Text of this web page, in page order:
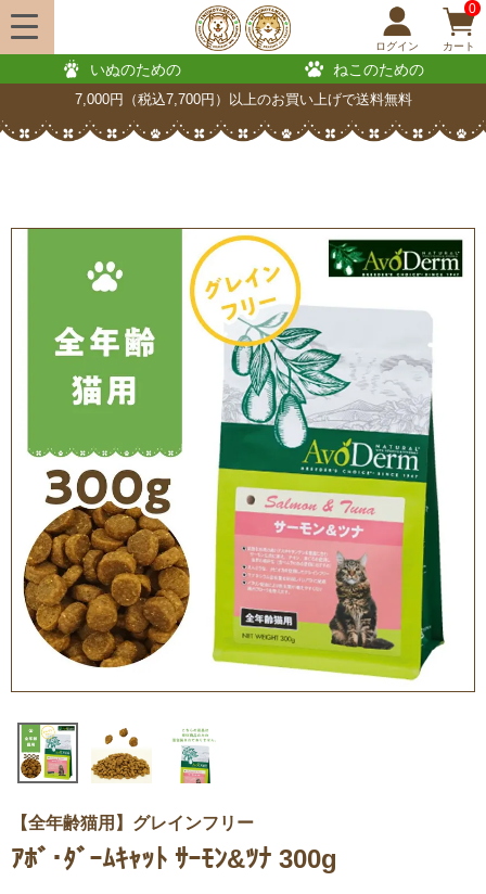
ログイン
0
カート
いぬのための ねこのための
7,000円（税込7,700円）以上のお買い上げで送料無料
【全年齢猫用】グレインフリー
ｱﾎﾞ･ﾀﾞｰﾑｷｬｯﾄ ｻｰﾓﾝ&ﾂﾅ 300g